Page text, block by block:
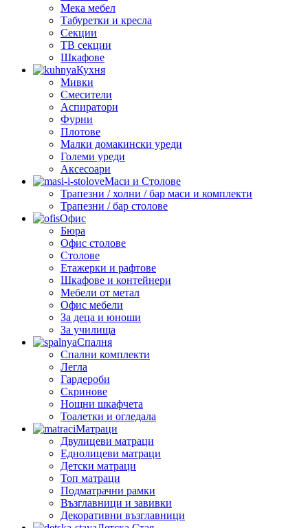
Мека мебел
Табуретки и кресла
Секции
ТВ секции
Шкафове
Кухня
Мивки
Смесители
Аспиратори
Фурни
Плотове
Малки домакински уреди
Големи уреди
Аксесоари
Маси и Столове
Трапезни / холни / бар маси и комплекти
Трапезни / бар столове
Офис
Бюра
Офис столове
Столове
Етажерки и рафтове
Шкафове и контейнери
Мебели от метал
Офис мебели
За деца и юноши
За училища
Спалня
Спални комплекти
Легла
Гардероби
Скринове
Нощни шкафчета
Тоалетки и огледала
Матраци
Двулицеви матраци
Еднолицеви матраци
Детски матраци
Топ матраци
Подматрачни рамки
Възглавници и завивки
Декоративни възглавници